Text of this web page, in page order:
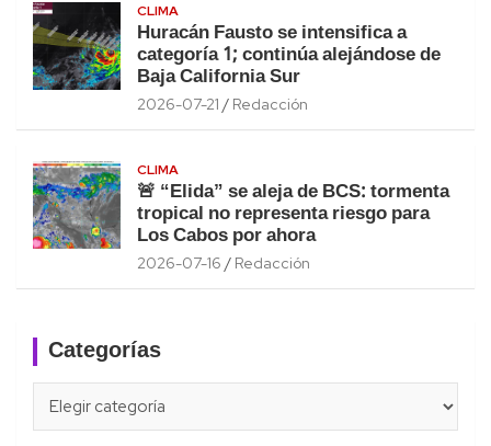
CLIMA
Huracán Fausto se intensifica a
categoría 1; continúa alejándose de
Baja California Sur
2026-07-21 Redacción
CLIMA
🚨 “Elida” se aleja de BCS: tormenta
tropical no representa riesgo para
Los Cabos por ahora
2026-07-16 Redacción
Categorías